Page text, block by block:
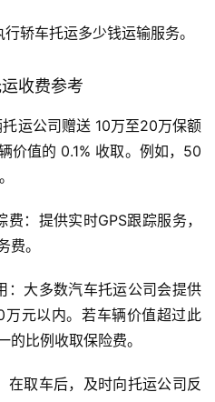
轿车托运多少钱运输服务。
收费参考
运公司赠送 10万至20万保额
价值的 0.1% 收取。例如，50
：提供实时GPS跟踪服务，
。
：大多数汽车托运公司会提供
元以内。若车辆价值超过此
比例收取保险费。
在取车后，及时向托运公司反